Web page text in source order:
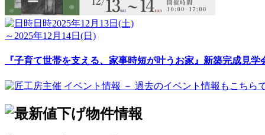
日時2025年12月13日(土)
～2025年12月14日(日)
『子育て世帯を支える、家事時短が叶うお家』新築完成見学